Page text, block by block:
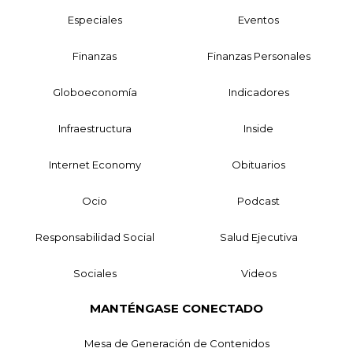
Especiales Eventos
Finanzas Finanzas Personales
Globoeconomía Indicadores
Infraestructura Inside
Internet Economy Obituarios
Ocio Podcast
Responsabilidad Social Salud Ejecutiva
Sociales Videos
MANTÉNGASE CONECTADO
Mesa de Generación de Contenidos